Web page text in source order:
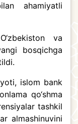
ahamiyatli
va
bosqichga
islom bank
qo‘shma
tashkil
almashinuvini